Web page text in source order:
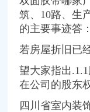
涯社区
-信息服务-人民
时间？时间多长？
总局核名金牌代理
筑、10路、生
的主要事迹答
若房屋折旧已
望大家指出
在公司的股东
四川省室内装